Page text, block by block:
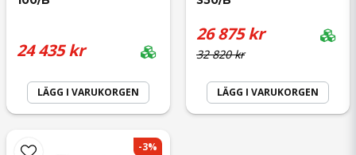
24 435 kr
LÄGG I VARUKORGEN
32 820 kr
26 875 kr
LÄGG I VARUKORGEN
-3%